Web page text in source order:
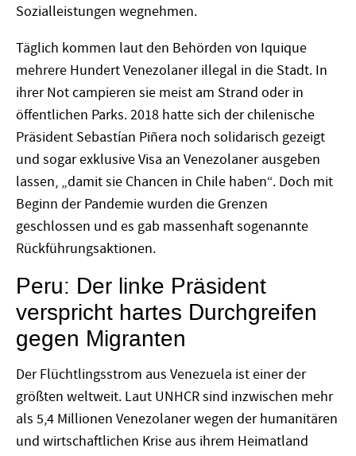
Sozialleistungen wegnehmen.
Täglich kommen laut den Behörden von Iquique
mehrere Hundert Venezolaner illegal in die Stadt. In
ihrer Not campieren sie meist am Strand oder in
öffentlichen Parks. 2018 hatte sich der chilenische
Präsident Sebastían Piñera noch solidarisch gezeigt
und sogar exklusive Visa an Venezolaner ausgeben
lassen, „damit sie Chancen in Chile haben“. Doch mit
Beginn der Pandemie wurden die Grenzen
geschlossen und es gab massenhaft sogenannte
Rückführungsaktionen.
Peru: Der linke Präsident
verspricht hartes Durchgreifen
gegen Migranten
Der Flüchtlingsstrom aus Venezuela ist einer der
größten weltweit. Laut UNHCR sind inzwischen mehr
als 5,4 Millionen Venezolaner wegen der humanitären
und wirtschaftlichen Krise aus ihrem Heimatland